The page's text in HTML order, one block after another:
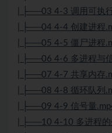
| ├──03 4-3 调用可执
| ├──04 4-4 创建进程
| ├──05 4-5 僵尸进程
| ├──06 4-6 多进程与
| ├──07 4-7 共享内存
| ├──08 4-8 循环队列
| ├──09 4-9 信号量
| ├──10 4-10 多进程